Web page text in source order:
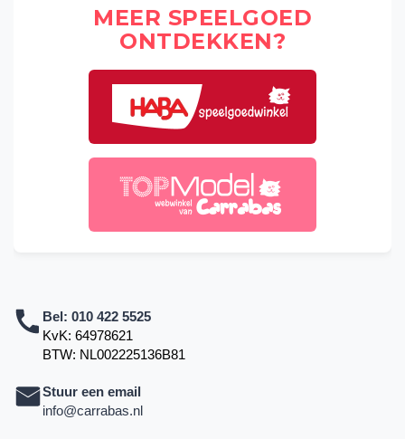
MEER SPEELGOED
ONTDEKKEN?
Bel: 010 422 5525
KvK: 64978621
BTW: NL002225136B81
Stuur een email
info@carrabas.nl